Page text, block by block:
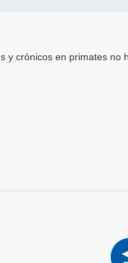
y crónicos en primates no